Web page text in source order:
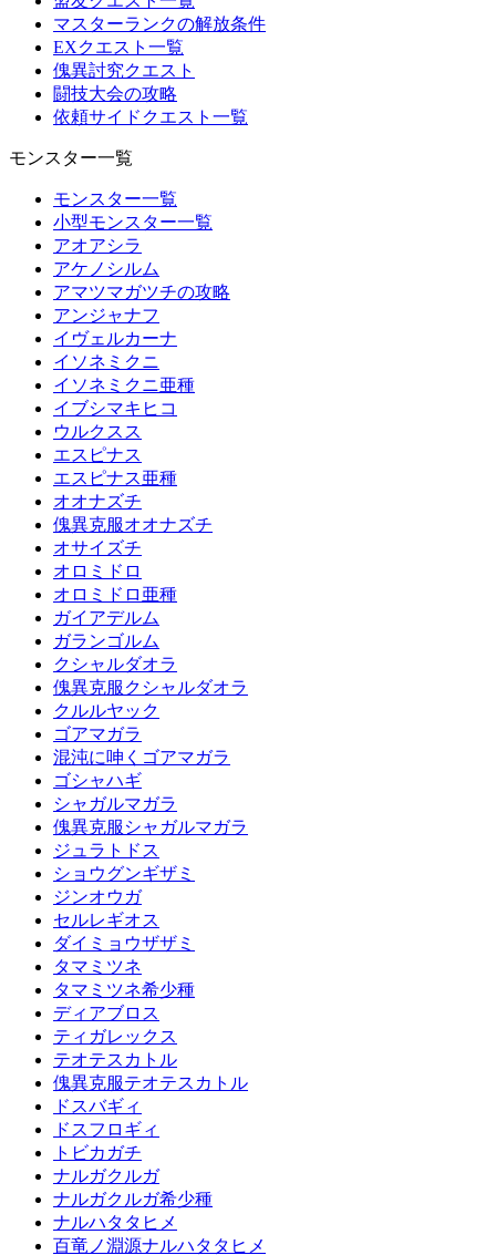
マスターランクの解放条件
EXクエスト一覧
傀異討究クエスト
闘技大会の攻略
依頼サイドクエスト一覧
モンスター一覧
モンスター一覧
小型モンスター一覧
アオアシラ
アケノシルム
アマツマガツチの攻略
アンジャナフ
イヴェルカーナ
イソネミクニ
イソネミクニ亜種
イブシマキヒコ
ウルクスス
エスピナス
エスピナス亜種
オオナズチ
傀異克服オオナズチ
オサイズチ
オロミドロ
オロミドロ亜種
ガイアデルム
ガランゴルム
クシャルダオラ
傀異克服クシャルダオラ
クルルヤック
ゴアマガラ
混沌に呻くゴアマガラ
ゴシャハギ
シャガルマガラ
傀異克服シャガルマガラ
ジュラトドス
ショウグンギザミ
ジンオウガ
セルレギオス
ダイミョウザザミ
タマミツネ
タマミツネ希少種
ディアブロス
ティガレックス
テオテスカトル
傀異克服テオテスカトル
ドスバギィ
ドスフロギィ
トビカガチ
ナルガクルガ
ナルガクルガ希少種
ナルハタタヒメ
百竜ノ淵源ナルハタタヒメ